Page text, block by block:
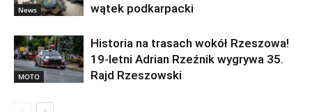
News
wątek podkarpacki
MOTO
Historia na trasach wokół Rzeszowa!
19-letni Adrian Rzeźnik wygrywa 35.
Rajd Rzeszowski